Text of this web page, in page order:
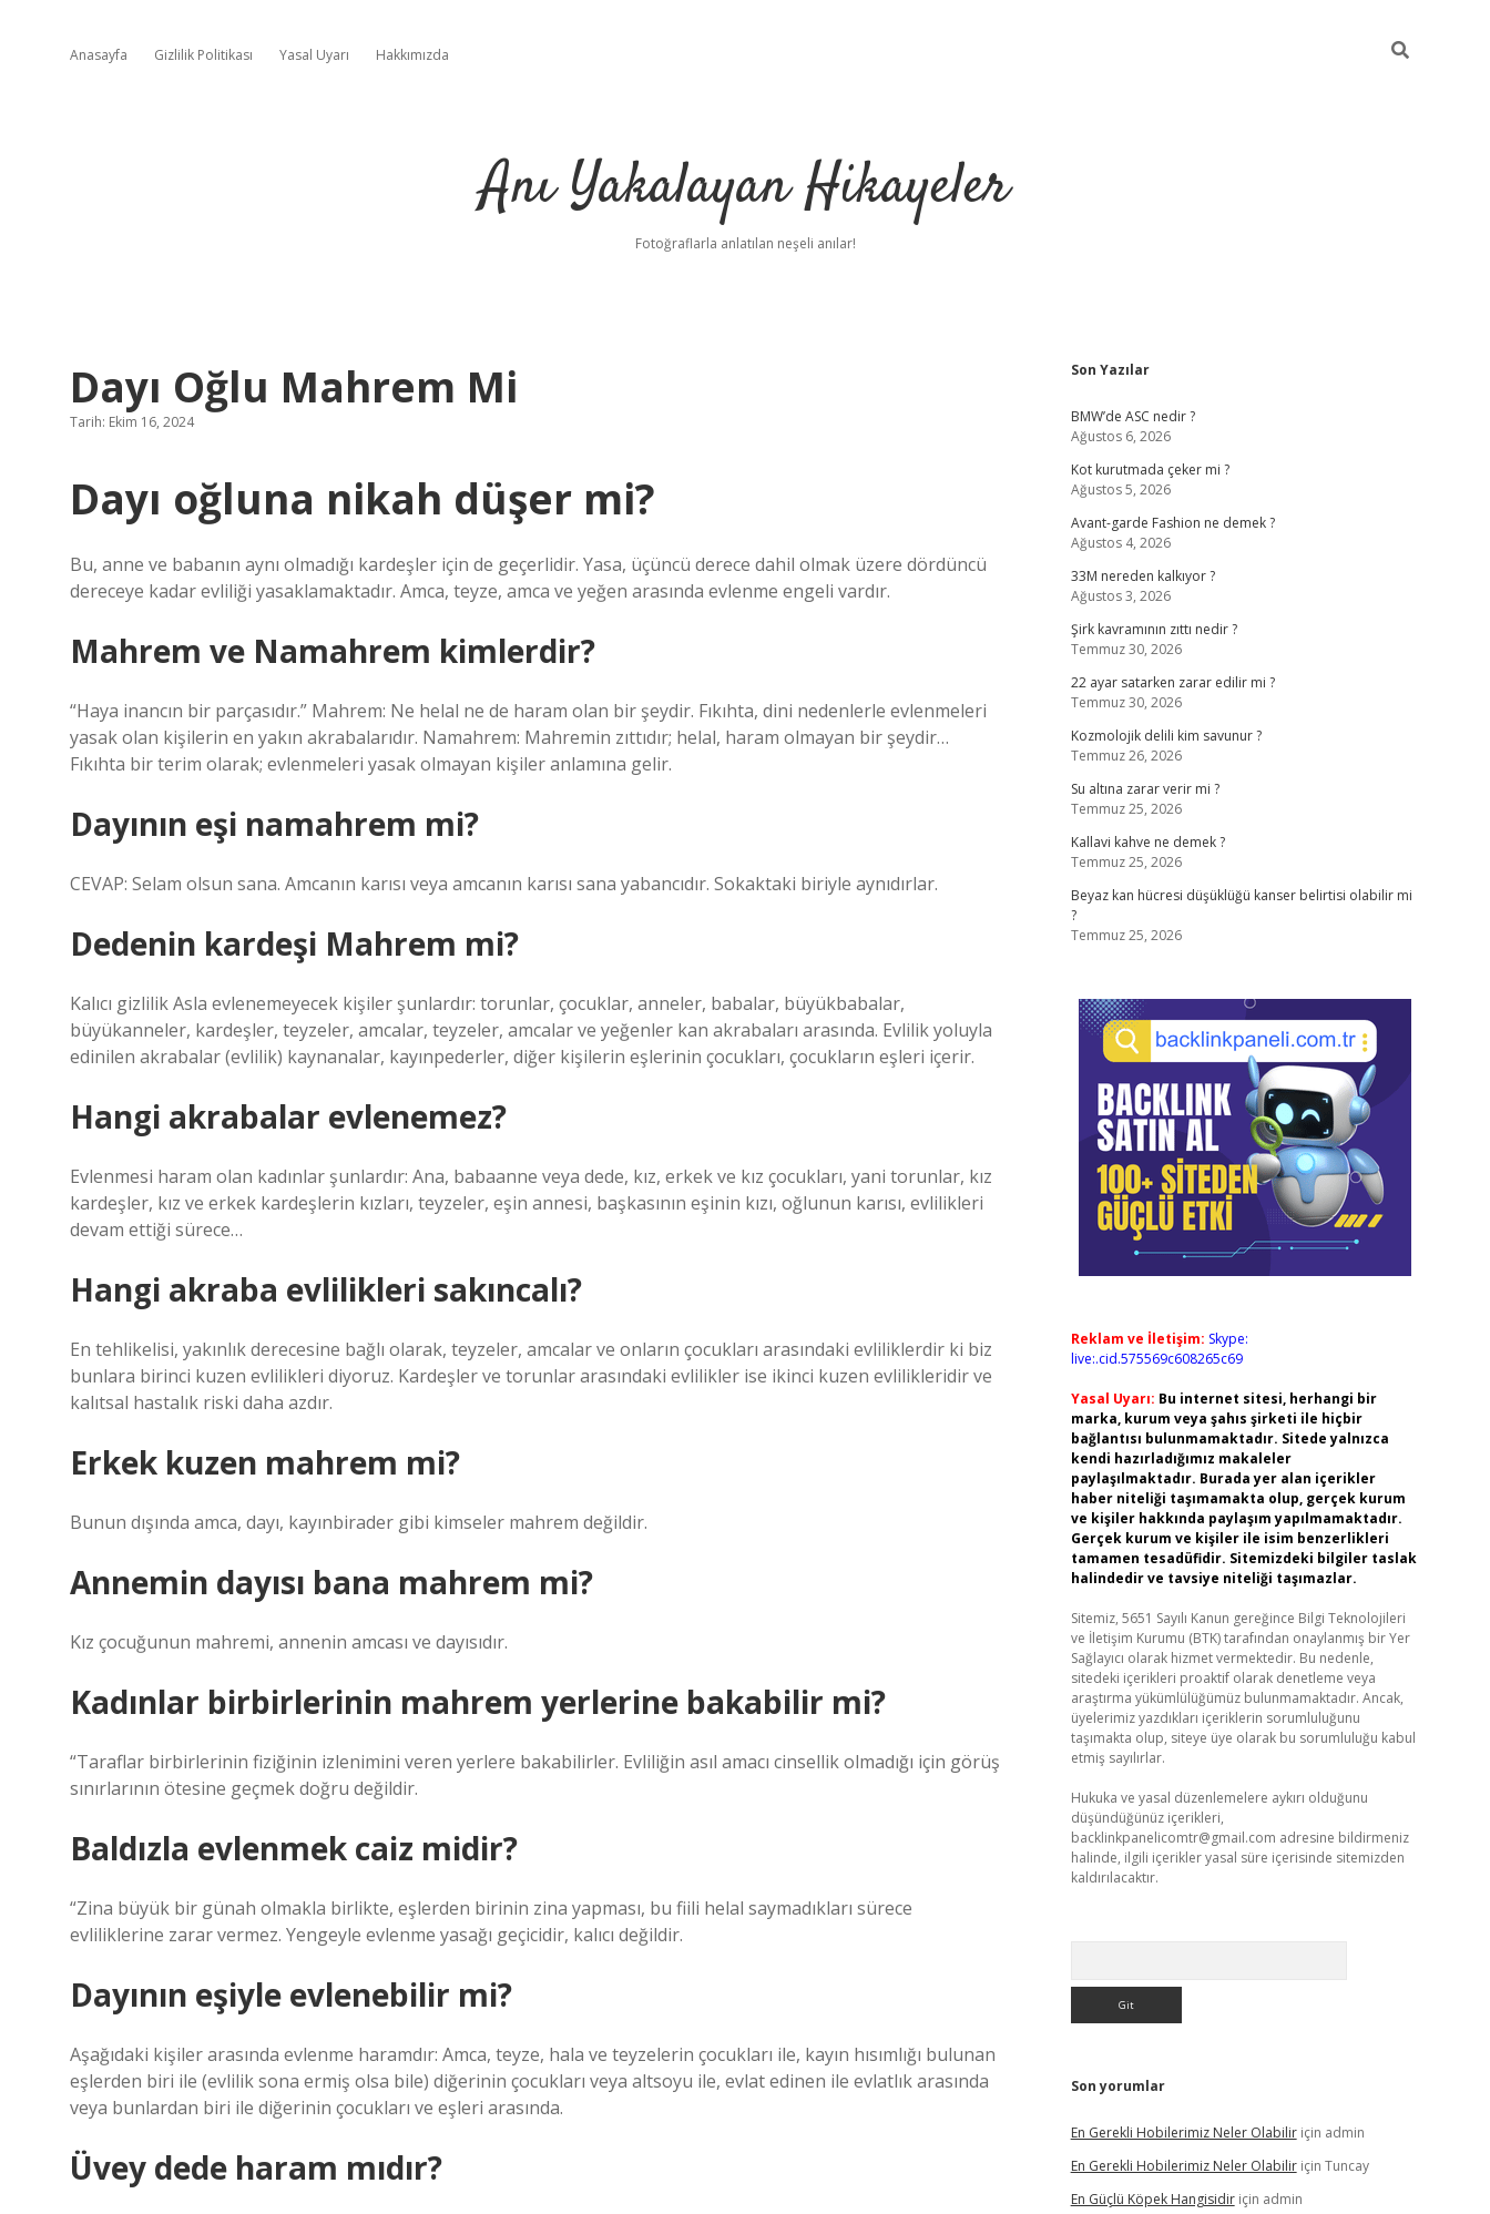
Anasayfa Gizlilik Politikası Yasal Uyarı Hakkımızda
Anı Yakalayan Hikayeler
Fotoğraflarla anlatılan neşeli anılar!
Dayı Oğlu Mahrem Mi
Tarih: Ekim 16, 2024
Dayı oğluna nikah düşer mi?
Bu, anne ve babanın aynı olmadığı kardeşler için de geçerlidir. Yasa, üçüncü derece dahil olmak üzere dördüncü
dereceye kadar evliliği yasaklamaktadır. Amca, teyze, amca ve yeğen arasında evlenme engeli vardır.
Mahrem ve Namahrem kimlerdir?
“Haya inancın bir parçasıdır.” Mahrem: Ne helal ne de haram olan bir şeydir. Fıkıhta, dini nedenlerle evlenmeleri
yasak olan kişilerin en yakın akrabalarıdır. Namahrem: Mahremin zıttıdır; helal, haram olmayan bir şeydir…
Fıkıhta bir terim olarak; evlenmeleri yasak olmayan kişiler anlamına gelir.
Dayının eşi namahrem mi?
CEVAP: Selam olsun sana. Amcanın karısı veya amcanın karısı sana yabancıdır. Sokaktaki biriyle aynıdırlar.
Dedenin kardeşi Mahrem mi?
Kalıcı gizlilik Asla evlenemeyecek kişiler şunlardır: torunlar, çocuklar, anneler, babalar, büyükbabalar,
büyükanneler, kardeşler, teyzeler, amcalar, teyzeler, amcalar ve yeğenler kan akrabaları arasında. Evlilik yoluyla
edinilen akrabalar (evlilik) kaynanalar, kayınpederler, diğer kişilerin eşlerinin çocukları, çocukların eşleri içerir.
Hangi akrabalar evlenemez?
Evlenmesi haram olan kadınlar şunlardır: Ana, babaanne veya dede, kız, erkek ve kız çocukları, yani torunlar, kız
kardeşler, kız ve erkek kardeşlerin kızları, teyzeler, eşin annesi, başkasının eşinin kızı, oğlunun karısı, evlilikleri
devam ettiği sürece…
Hangi akraba evlilikleri sakıncalı?
En tehlikelisi, yakınlık derecesine bağlı olarak, teyzeler, amcalar ve onların çocukları arasındaki evliliklerdir ki biz
bunlara birinci kuzen evlilikleri diyoruz. Kardeşler ve torunlar arasındaki evlilikler ise ikinci kuzen evlilikleridir ve
kalıtsal hastalık riski daha azdır.
Erkek kuzen mahrem mi?
Bunun dışında amca, dayı, kayınbirader gibi kimseler mahrem değildir.
Annemin dayısı bana mahrem mi?
Kız çocuğunun mahremi, annenin amcası ve dayısıdır.
Kadınlar birbirlerinin mahrem yerlerine bakabilir mi?
“Taraflar birbirlerinin fiziğinin izlenimini veren yerlere bakabilirler. Evliliğin asıl amacı cinsellik olmadığı için görüş
sınırlarının ötesine geçmek doğru değildir.
Baldızla evlenmek caiz midir?
“Zina büyük bir günah olmakla birlikte, eşlerden birinin zina yapması, bu fiili helal saymadıkları sürece
evliliklerine zarar vermez. Yengeyle evlenme yasağı geçicidir, kalıcı değildir.
Dayının eşiyle evlenebilir mi?
Aşağıdaki kişiler arasında evlenme haramdır: Amca, teyze, hala ve teyzelerin çocukları ile, kayın hısımlığı bulunan
eşlerden biri ile (evlilik sona ermiş olsa bile) diğerinin çocukları veya altsoyu ile, evlat edinen ile evlatlık arasında
veya bunlardan biri ile diğerinin çocukları ve eşleri arasında.
Üvey dede haram mıdır?
Sidebar
Son Yazılar
BMW’de ASC nedir ?
Ağustos 6, 2026
Kot kurutmada çeker mi ?
Ağustos 5, 2026
Avant-garde Fashion ne demek ?
Ağustos 4, 2026
33M nereden kalkıyor ?
Ağustos 3, 2026
Şirk kavramının zıttı nedir ?
Temmuz 30, 2026
22 ayar satarken zarar edilir mi ?
Temmuz 30, 2026
Kozmolojik delili kim savunur ?
Temmuz 26, 2026
Su altına zarar verir mi ?
Temmuz 25, 2026
Kallavi kahve ne demek ?
Temmuz 25, 2026
Beyaz kan hücresi düşüklüğü kanser belirtisi olabilir mi
?
Temmuz 25, 2026
Reklam ve İletişim: Skype:
live:.cid.575569c608265c69
Yasal Uyarı: Bu internet sitesi, herhangi bir
marka, kurum veya şahıs şirketi ile hiçbir
bağlantısı bulunmamaktadır. Sitede yalnızca
kendi hazırladığımız makaleler
paylaşılmaktadır. Burada yer alan içerikler
haber niteliği taşımamakta olup, gerçek kurum
ve kişiler hakkında paylaşım yapılmamaktadır.
Gerçek kurum ve kişiler ile isim benzerlikleri
tamamen tesadüfidir. Sitemizdeki bilgiler taslak
halindedir ve tavsiye niteliği taşımazlar.
Sitemiz, 5651 Sayılı Kanun gereğince Bilgi Teknolojileri
ve İletişim Kurumu (BTK) tarafından onaylanmış bir Yer
Sağlayıcı olarak hizmet vermektedir. Bu nedenle,
sitedeki içerikleri proaktif olarak denetleme veya
araştırma yükümlülüğümüz bulunmamaktadır. Ancak,
üyelerimiz yazdıkları içeriklerin sorumluluğunu
taşımakta olup, siteye üye olarak bu sorumluluğu kabul
etmiş sayılırlar.
Hukuka ve yasal düzenlemelere aykırı olduğunu
düşündüğünüz içerikleri,
backlinkpanelicomtr@gmail.com adresine bildirmeniz
halinde, ilgili içerikler yasal süre içerisinde sitemizden
kaldırılacaktır.
Son yorumlar
En Gerekli Hobilerimiz Neler Olabiliriçin admin
En Gerekli Hobilerimiz Neler Olabiliriçin Tuncay
En Güçlü Köpek Hangisidiriçin admin